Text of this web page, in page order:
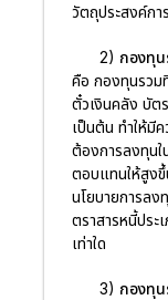
วัตถุประสงค์กา
2) กองทุน
คือ กองทุนรวม
ตั๋วเงินคลัง บัต
เป็นต้น ทำให้มี
ต้องการลงทุนใ
ตอบแทนให้สูงขึ้
นโยบายการลง
ตราสารหนี้ประ
เท่าใด
3) กองทุ